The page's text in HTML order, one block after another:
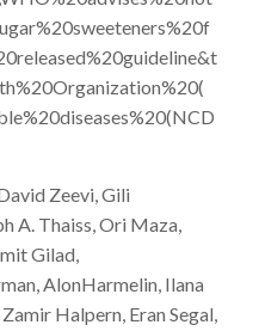
Zeevi, Gili
A. Thaiss, Ori Maza,
Gilad,
AlonHarmelin, Ilana
Halpern, Eran Segal,